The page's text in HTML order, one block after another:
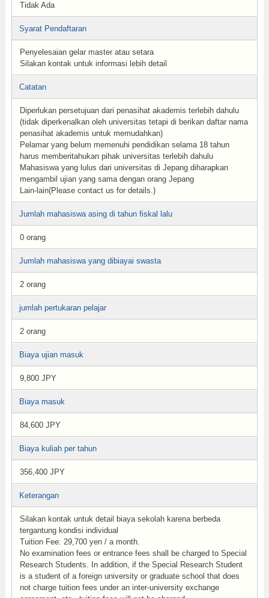
Tidak Ada
Syarat Pendaftaran
Penyelesaian gelar master atau setara
Silakan kontak untuk informasi lebih detail
Catatan
Diperlukan persetujuan dari penasihat akademis terlebih dahulu
(tidak diperkenalkan oleh universitas tetapi di berikan daftar nama
penasihat akademis untuk memudahkan)
Pelamar yang belum memenuhi pendidikan selama 18 tahun
harus memberitahukan pihak universitas terlebih dahulu
Mahasiswa yang lulus dari universitas di Jepang diharapkan
mengambil ujian yang sama dengan orang Jepang
Lain-lain(Please contact us for details.)
Jumlah mahasiswa asing di tahun fiskal lalu
0 orang
Jumlah mahasiswa yang dibiayai swasta
2 orang
jumlah pertukaran pelajar
2 orang
Biaya ujian masuk
9,800 JPY
Biaya masuk
84,600 JPY
Biaya kuliah per tahun
356,400 JPY
Keterangan
Silakan kontak untuk detail biaya sekolah karena berbeda
tergantung kondisi individual
Tuition Fee: 29,700 yen / a month.
No examination fees or entrance fees shall be charged to Special
Research Students. In addition, if the Special Research Student
is a student of a foreign university or graduate school that does
not charge tuition fees under an inter-university exchange